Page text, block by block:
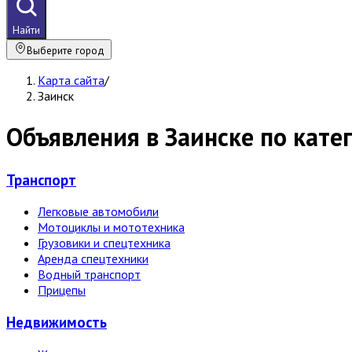
Найти
Выберите город
Карта сайта/
Заинск
Объявления в Заинске по
Транспорт
Легковые автомобили
Мотоциклы и мототехника
Грузовики и спецтехника
Аренда спецтехники
Водный транспорт
Прицепы
Недвижи­мость